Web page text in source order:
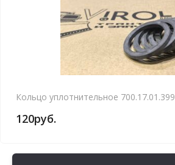
Кольцо уплотнительное 700.17.01.399
120руб.